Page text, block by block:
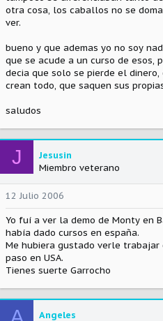
otra cosa, los caballos no se
ver.
bueno y que ademas yo no soy
que se acude a un curso de esos,
decia que solo se pierde el
crean todo, que saquen sus
saludos
J
Jesusin
Miembro veterano
12 Julio 2006
Yo fuí a ver la demo de Monty en
había dado cursos en españa.
Me hubiera gustado verle trabajar
paso en USA.
Tienes suerte Garrocho
A
Angeles